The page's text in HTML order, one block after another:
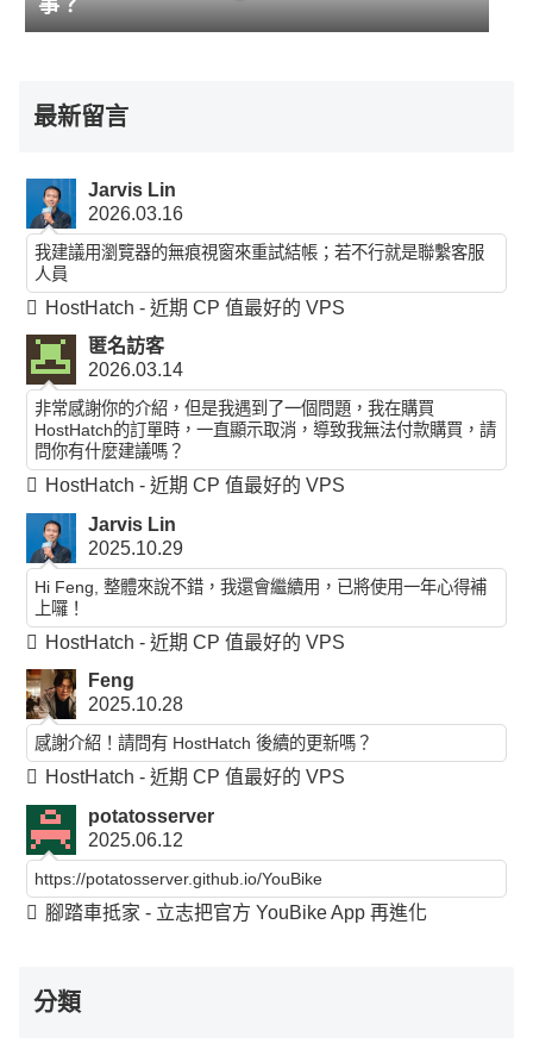
最新留言
Jarvis Lin
2026.03.16
我建議用瀏覽器的無痕視窗來重試結帳；若不行就是聯繫客服
人員
HostHatch - 近期 CP 值最好的 VPS
匿名訪客
2026.03.14
非常感謝你的介紹，但是我遇到了一個問題，我在購買
HostHatch的訂單時，一直顯示取消，導致我無法付款購買，請
問你有什麼建議嗎？
HostHatch - 近期 CP 值最好的 VPS
Jarvis Lin
2025.10.29
Hi Feng, 整體來說不錯，我還會繼續用，已將使用一年心得補
上囉！
HostHatch - 近期 CP 值最好的 VPS
Feng
2025.10.28
感謝介紹！請問有 HostHatch 後續的更新嗎？
HostHatch - 近期 CP 值最好的 VPS
potatosserver
2025.06.12
https://potatosserver.github.io/YouBike
腳踏車抵家 - 立志把官方 YouBike App 再進化
分類